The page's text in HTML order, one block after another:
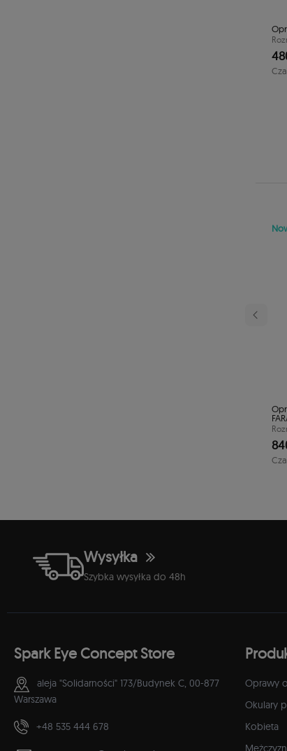
Wysyłka
Szybka wysyłka do 48h
Spark Eye Concept Store
aleja "Solidarności" 173/Budynek C, 00-877
Warszawa
+48 535 444 678
Oprawy
Okulary
Kobieta